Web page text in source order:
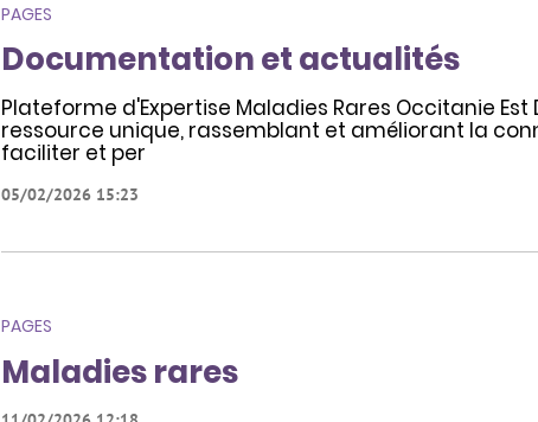
PAGES
Documentation et actualités
Plateforme d'Expertise Maladies Rares Occitanie
ressource unique, rassemblant et améliorant la
faciliter et per
05/02/2026 15:23
PAGES
Maladies rares